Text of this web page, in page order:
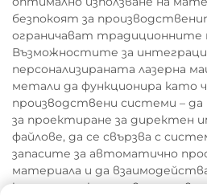
безпокоят за
ограничават традиционните
Възможностите за
персонализираната лазерна
метали да функционира като
производствени системи –
за проектиране за директен
файлове, да се свързва с
запасите за автоматично
материала и да
контрол на качеството за